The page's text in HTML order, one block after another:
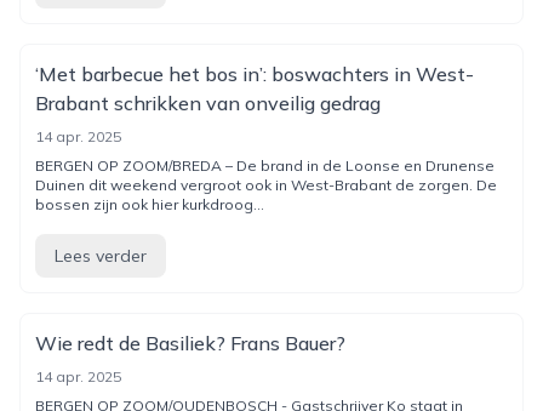
‘Met barbecue het bos in’: boswachters in West-
Brabant schrikken van onveilig gedrag
14 apr. 2025
BERGEN OP ZOOM/BREDA – De brand in de Loonse en Drunense
Duinen dit weekend vergroot ook in West-Brabant de zorgen. De
bossen zijn ook hier kurkdroog...
Lees verder
Wie redt de Basiliek? Frans Bauer?
14 apr. 2025
BERGEN OP ZOOM/OUDENBOSCH - Gastschrijver Ko staat in